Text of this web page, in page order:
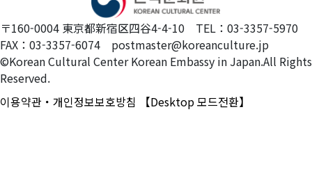
〒160-0004 東京都新宿区四谷4-4-10 TEL：03-3357-5970
FAX：03-3357-6074 postmaster@koreanculture.jp
©Korean Cultural Center Korean Embassy in Japan.All Rights
Reserved.
이용약관・개인정보보호방침
【Desktop 모드전환】